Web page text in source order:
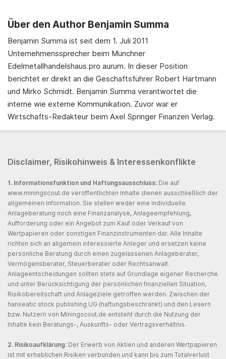
Über den Author Benjamin Summa
Benjamin Summa ist seit dem 1. Juli 2011
Unternehmenssprecher beim Münchner
Edelmetallhandelshaus pro aurum. In dieser Position
berichtet er direkt an die Geschäftsführer Robert Hartmann
und Mirko Schmidt. Benjamin Summa verantwortet die
interne wie externe Kommunikation. Zuvor war er
Wirtschafts-Redakteur beim Axel Springer Finanzen Verlag.
Disclaimer, Risikohinweis & Interessenkonflikte
1. Informationsfunktion und Haftungsausschluss: Die auf
www.miningscout.de veröffentlichten Inhalte dienen ausschließlich der
allgemeinen Information. Sie stellen weder eine individuelle
Anlageberatung noch eine Finanzanalyse, Anlageempfehlung,
Aufforderung oder ein Angebot zum Kauf oder Verkauf von
Wertpapieren oder sonstigen Finanzinstrumenten dar. Alle Inhalte
richten sich an allgemein interessierte Anleger und ersetzen keine
persönliche Beratung durch einen zugelassenen Anlageberater,
Vermögensberater, Steuerberater oder Rechtsanwalt.
Anlageentscheidungen sollten stets auf Grundlage eigener Recherche
und unter Berücksichtigung der persönlichen finanziellen Situation,
Risikobereitschaft und Anlageziele getroffen werden. Zwischen der
hanseatic stock publishing UG (haftungsbeschränkt) und den Lesern
bzw. Nutzern von Miningscout.de entsteht durch die Nutzung der
Inhalte kein Beratungs-, Auskunfts- oder Vertragsverhältnis.
2. Risikoaufklärung: Der Erwerb von Aktien und anderen Wertpapieren
ist mit erheblichen Risiken verbunden und kann bis zum Totalverlust